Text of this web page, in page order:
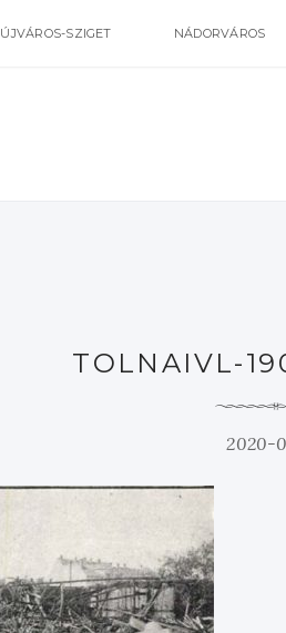
ÚJVÁROS-SZIGET NÁDORVÁROS
TOLNAIVL-
2020-